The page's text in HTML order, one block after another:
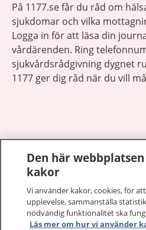
På 1177.se får du råd om
sjukdomar och vilka
Logga in för att läsa din
vårdärenden. Ring
sjukvårdsrådgivning dygnet
1177 ger dig råd när du vill
1177 på flera språk
Om 1177
Kontakt
Den här
kakor
Vi använder kakor, cookies, för
upplevelse, sammanställa
nödvändig funktionalitet ska
Läs mer om hur vi använder